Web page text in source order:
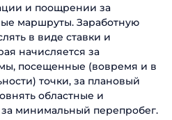
и поощрении за
маршруты. Заработную
в виде ставки и
начисляется за
посещенные (вовремя и в
точки, за плановый
областные и
минимальный перепробег.